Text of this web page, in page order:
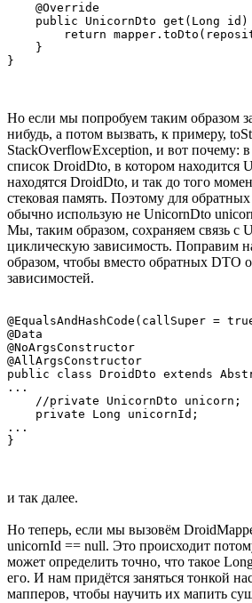
    @Override
public UnicornDto get(Long id)
return
    }
}
Но если мы попробуем таким образом
нибудь, а потом вызвать, к примеру,
StackOverflowException, и вот почему:
список DroidDto, в котором находится
находятся DroidDto, и так до того
стековая память. Поэтому для
обычно использую не UnicornDto
Мы, таким образом, сохраняем связь с
циклическую зависимость. Поправим
образом, чтобы вместо обратных DTO
зависимостей.
@EqualsAndHashCode(callSuper =
@Data
@NoArgsConstructor
@AllArgsConstructor
public class DroidDto extends
...
    //private UnicornDto unicorn;
    private Long unicornId;
...
}
и так далее.
Но теперь, если мы вызовём
unicornId == null. Это происходит
может определить точно, что такое
его. И нам придётся заняться тонкой
мапперов, чтобы научить их мапить